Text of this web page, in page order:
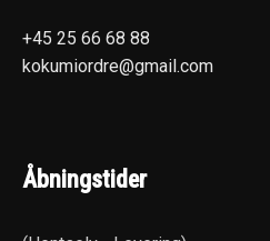
+45 25 66 68 88
kokumiordre@gmail.com
Åbningstider